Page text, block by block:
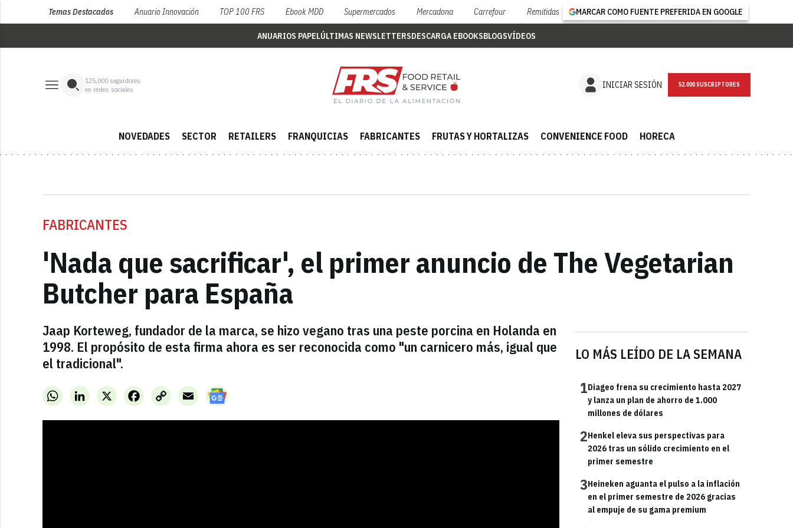
Temas Destacados Anuario Innovación TOP 100 FRS Ebook MDD Supermercados Mercadona Carrefour Remitidas MARCAR COMO FUENTE PREFERIDA EN GOOGLE
ANUARIOS PAPELÚLTIMAS NEWSLETTERSDESCARGA EBOOKSBLOGSVÍDEOS
125,000 seguidores
en redes sociales
INICIAR SESIÓN NEWSLETTER
NOVEDADES SECTOR RETAILERS FRANQUICIAS FABRICANTES FRUTAS Y HORTALIZAS CONVENIENCE FOOD HORECA
FABRICANTES
'Nada que sacrificar', el primer anuncio de The Vegetarian
Butcher para España
Jaap Korteweg, fundador de la marca, se hizo vegano tras una peste porcina en Holanda en
1998. El propósito de esta firma ahora es ser reconocida como "un carnicero más, igual que
el tradicional".
WhatsAppLinkedInX FacebookCopy
Link
Email
LO MÁS LEÍDO DE LA SEMANA
1Diageo frena su crecimiento hasta 2027
y lanza un plan de ahorro de 1.000
millones de dólares
2Henkel eleva sus perspectivas para
2026 tras un sólido crecimiento en el
primer semestre
3Heineken aguanta el pulso a la inflación
en el primer semestre de 2026 gracias
al empuje de su gama premium